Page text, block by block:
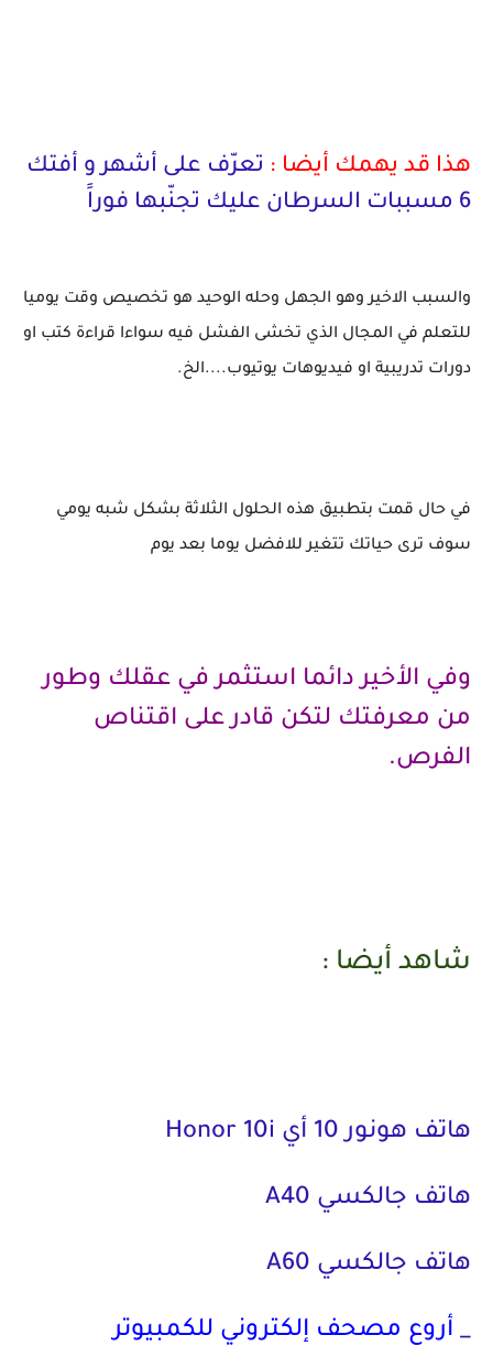
هذا قد يهمك أيضا : تعرّف على أشهر و أفتك
6 مسببات السرطان عليك تجنّبها فوراََ
والسبب الاخير وهو الجهل وحله الوحيد هو تخصيص وقت يوميا
للتعلم في المجال الذي تخشى الفشل فيه سواءا قراءة كتب او
دورات تدريبية او فيديوهات يوتيوب....الخ.
في حال قمت بتطبيق هذه الحلول الثلاثة بشكل شبه يومي
سوف ترى حياتك تتغير للافضل يوما بعد يوم
وفي الأخير دائما استثمر في عقلك وطور
من معرفتك لتكن قادر على اقتناص
الفرص.
شاهد أيضا :
هاتف هونور 10 أي Honor 10i
هاتف جالكسي A40
هاتف جالكسي A60
_ أروع مصحف إلكتروني للكمبيوتر